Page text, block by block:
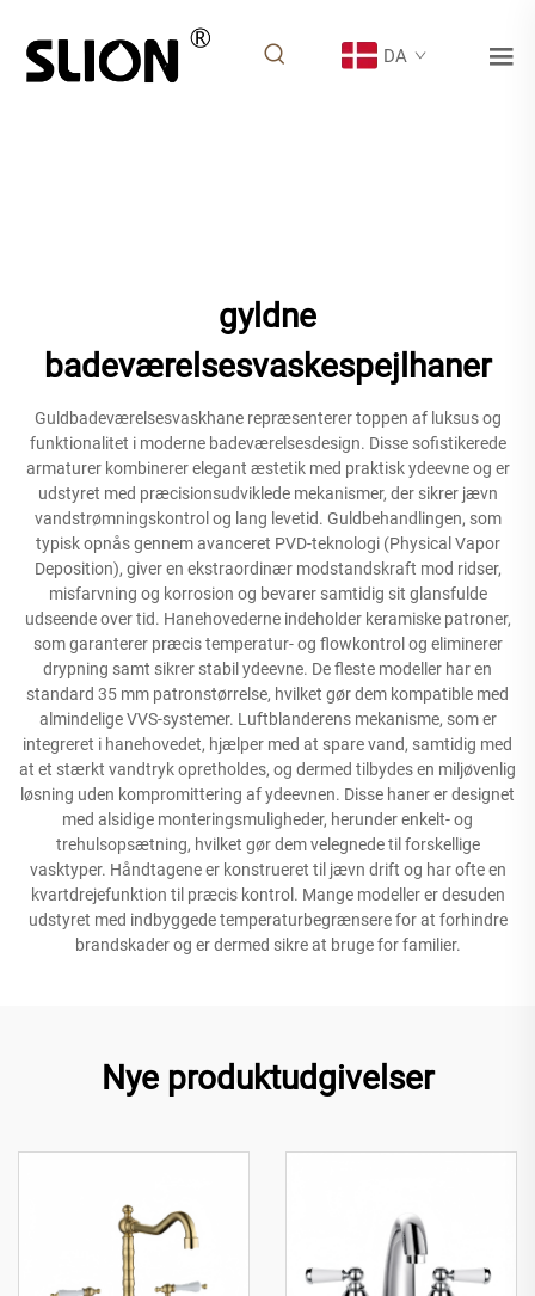
DA
gyldne
badeværelsesvaskespejlhaner
Guldbadeværelsesvaskhane repræsenterer toppen af luksus og
funktionalitet i moderne badeværelsesdesign. Disse sofistikerede
armaturer kombinerer elegant æstetik med praktisk ydeevne og er
udstyret med præcisionsudviklede mekanismer, der sikrer jævn
vandstrømningskontrol og lang levetid. Guldbehandlingen, som
typisk opnås gennem avanceret PVD-teknologi (Physical Vapor
Deposition), giver en ekstraordinær modstandskraft mod ridser,
misfarvning og korrosion og bevarer samtidig sit glansfulde
udseende over tid. Hanehovederne indeholder keramiske patroner,
som garanterer præcis temperatur- og flowkontrol og eliminerer
drypning samt sikrer stabil ydeevne. De fleste modeller har en
standard 35 mm patronstørrelse, hvilket gør dem kompatible med
almindelige VVS-systemer. Luftblanderens mekanisme, som er
integreret i hanehovedet, hjælper med at spare vand, samtidig med
at et stærkt vandtryk opretholdes, og dermed tilbydes en miljøvenlig
løsning uden kompromittering af ydeevnen. Disse haner er designet
med alsidige monteringsmuligheder, herunder enkelt- og
trehulsopsætning, hvilket gør dem velegnede til forskellige
vasktyper. Håndtagene er konstrueret til jævn drift og har ofte en
kvartdrejefunktion til præcis kontrol. Mange modeller er desuden
udstyret med indbyggede temperaturbegrænsere for at forhindre
brandskader og er dermed sikre at bruge for familier.
Nye produktudgivelser